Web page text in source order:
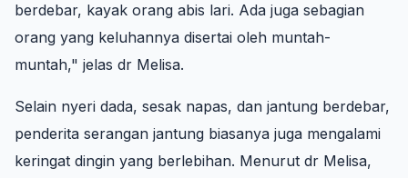
berdebar, kayak orang abis lari. Ada juga sebagian
orang yang keluhannya disertai oleh muntah-
muntah," jelas dr Melisa.
Selain nyeri dada, sesak napas, dan jantung berdebar,
penderita serangan jantung biasanya juga mengalami
keringat dingin yang berlebihan. Menurut dr Melisa,